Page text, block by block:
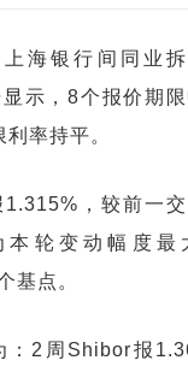
海银行间同业
示，8个报价期
率持平。
，较前一
本轮变动幅度最
基点。
：2周Shibor报